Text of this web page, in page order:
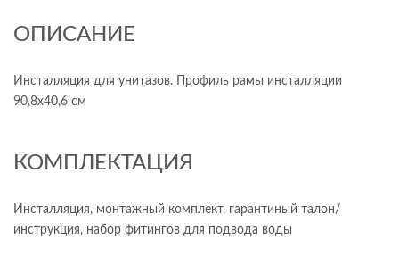
ОПИСАНИЕ
Инсталляция для унитазов. Профиль рамы инсталляции
90,8x40,6 см
КОМПЛЕКТАЦИЯ
Инсталляция, монтажный комплект, гарантиный талон/
инструкция, набор фитингов для подвода воды